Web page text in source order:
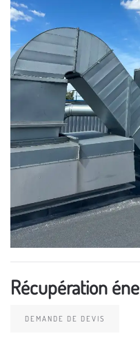
Récupération
DEMANDE DE DEVIS